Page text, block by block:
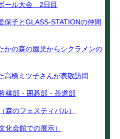
ール大会 2日目
保子とGLASS-STATIONの仲間
かの森の園児からシクラメンの
高橋ミツ子さんが表敬訪問
棋部・囲碁部・茶道部
森のフェスティバル）
化会館での展示）